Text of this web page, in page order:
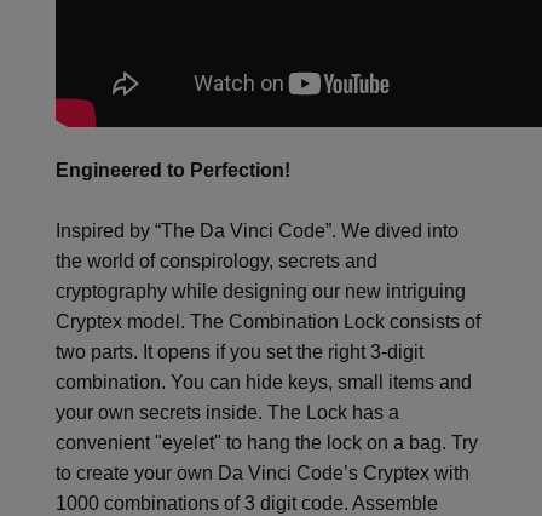
Engineered to Perfection!
Inspired by “The Da Vinci Code”. We dived into
the world of conspirology, secrets and
cryptography while designing our new intriguing
Cryptex model. The Combination Lock consists of
two parts. It opens if you set the right 3-digit
combination. You can hide keys, small items and
your own secrets inside. The Lock has a
convenient "eyelet" to hang the lock on a bag. Try
to create your own Da Vinci Code’s Cryptex with
1000 combinations of 3 digit code. Assemble